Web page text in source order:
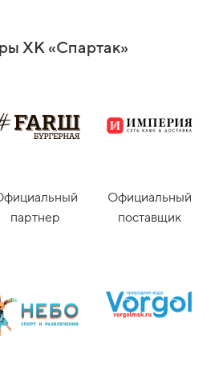
ХК «Спартак»
партнер
Официальный
поставщик